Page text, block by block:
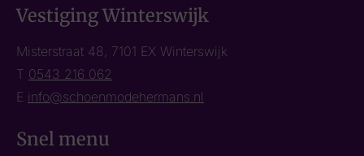
Vestiging Winterswijk
Misterstraat 48, 7101 EX Winterswijk
T 0543 216 062
E info@schoenmodehermans.nl
Snel menu